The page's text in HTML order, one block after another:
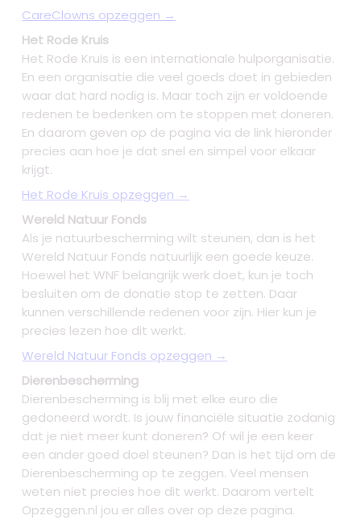
CareClowns opzeggen →
Het Rode Kruis
Het Rode Kruis is een internationale hulporganisatie.
En een organisatie die veel goeds doet in gebieden
waar dat hard nodig is. Maar toch zijn er voldoende
redenen te bedenken om te stoppen met doneren.
En daarom geven op de pagina via de link hieronder
precies aan hoe je dat snel en simpel voor elkaar
krijgt.
Het Rode Kruis opzeggen →
Wereld Natuur Fonds
Als je natuurbescherming wilt steunen, dan is het
Wereld Natuur Fonds natuurlijk een goede keuze.
Hoewel het WNF belangrijk werk doet, kun je toch
besluiten om de donatie stop te zetten. Daar
kunnen verschillende redenen voor zijn. Hier kun je
precies lezen hoe dit werkt.
Wereld Natuur Fonds opzeggen →
Dierenbescherming
Dierenbescherming is blij met elke euro die
gedoneerd wordt. Is jouw financiële situatie zodanig
dat je niet meer kunt doneren? Of wil je een keer
een ander goed doel steunen? Dan is het tijd om de
Dierenbescherming op te zeggen. Veel mensen
weten niet precies hoe dit werkt. Daarom vertelt
Opzeggen.nl jou er alles over op deze pagina.